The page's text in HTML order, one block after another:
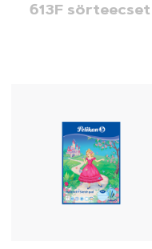
613F sörteecset